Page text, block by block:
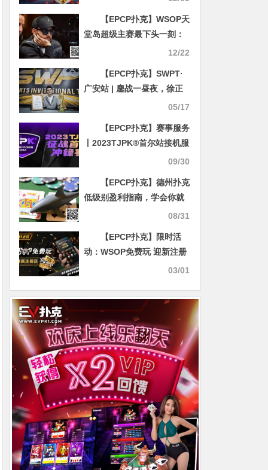
【EPCP扑克】WSOP天
堂岛超级主赛最下头一刻：
职牌拿AA故意长考1分钟！
12/22
【EPCP扑克】SWPT·
广安站 | 鏖战一昼夜，徐正
珂加冕SWPT主赛冠军：从
05/17
【EPCP扑克】赛事服务
丨2023TJPK®首尔站接机服
09/30
【EPCP扑克】德州扑克
低级别盈利指南，学会你就
08/31
【EPCP扑克】限时活
动：WSOP免费玩 迎新注册
03/01